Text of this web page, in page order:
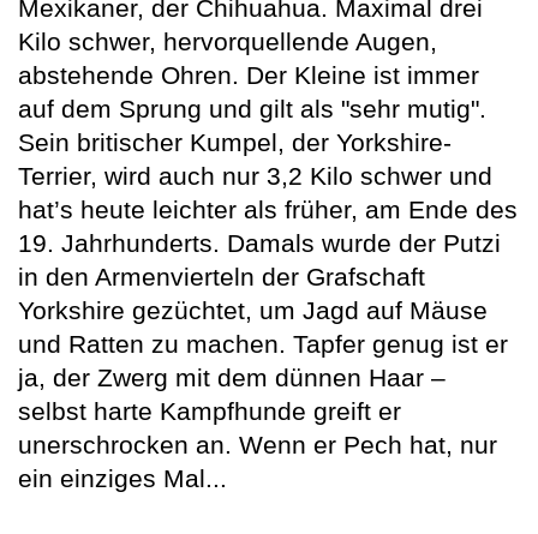
Mexikaner, der Chihuahua. Maximal drei
Kilo schwer, hervorquellende Augen,
abstehende Ohren. Der Kleine ist immer
auf dem Sprung und gilt als "sehr mutig".
Sein britischer Kumpel, der Yorkshire-
Terrier, wird auch nur 3,2 Kilo schwer und
hat’s heute leichter als früher, am Ende des
19. Jahrhunderts. Damals wurde der Putzi
in den Armenvierteln der Grafschaft
Yorkshire gezüchtet, um Jagd auf Mäuse
und Ratten zu machen. Tapfer genug ist er
ja, der Zwerg mit dem dünnen Haar –
selbst harte Kampfhunde greift er
unerschrocken an. Wenn er Pech hat, nur
ein einziges Mal...